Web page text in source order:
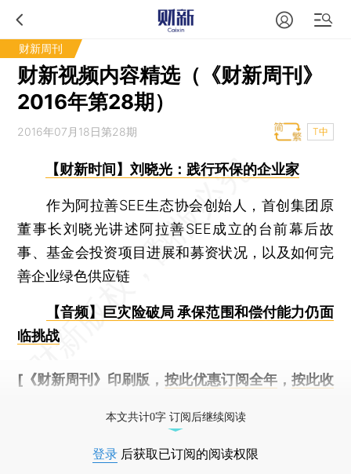
财新周刊
财新视频内容精选（《财新周刊》
2016年第28期）
2016年07月18日第28期 T中
【财新时间】刘晓光：践行环保的企业家
作为阿拉善SEE生态协会创始人，首创集团原
董事长刘晓光讲述阿拉善SEE成立的台前幕后故
事、基金会投资项目进展和募资状况，以及如何完
善企业绿色供应链
【音频】巨灾险破局 承保范围和偿付能力仍面
临挑战
[《财新周刊》印刷版， 按此优惠订阅全年， 按此收
本文共计0字 订阅后继续阅读
登录 后获取已订阅的阅读权限